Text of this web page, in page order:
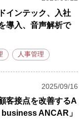
インテック、入社
導入、音声解析で
人事管理
2025/09/16
客接点を改善するA
ANCAR」